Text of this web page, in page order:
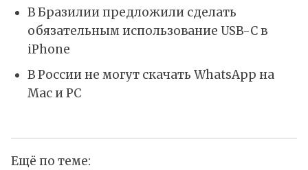
В Бразилии предложили сделать
обязательным использование USB-C в
iPhone
В России не могут скачать WhatsApp на
Mac и PC
Ещё по теме: